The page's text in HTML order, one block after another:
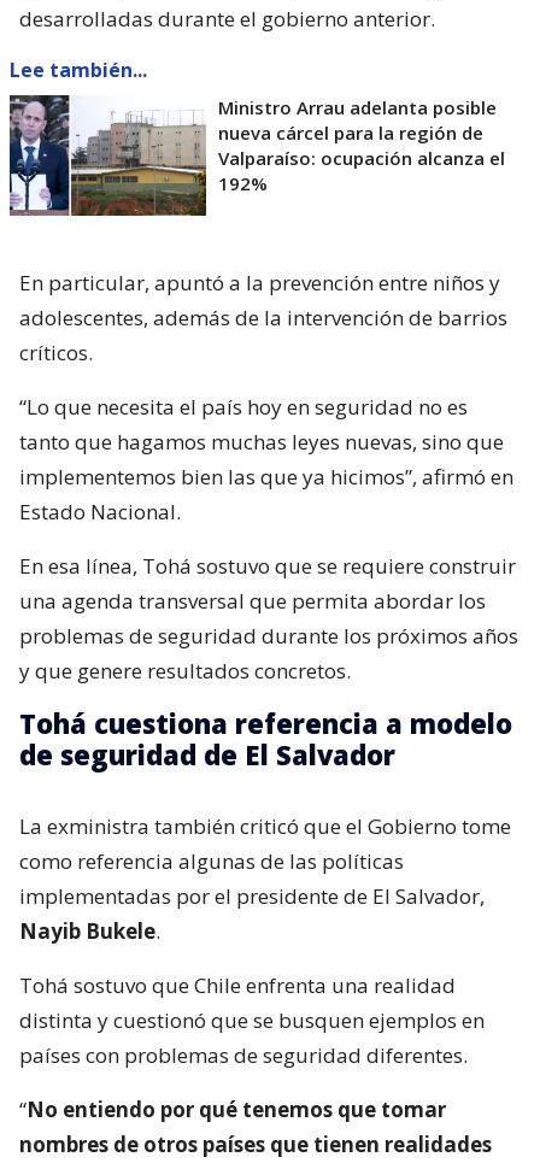
desarrolladas durante el gobierno anterior.
Lee también...
Ministro Arrau adelanta posible
nueva cárcel para la región de
Valparaíso: ocupación alcanza el
192%
En particular, apuntó a la prevención entre niños y
adolescentes, además de la intervención de barrios
críticos.
“Lo que necesita el país hoy en seguridad no es
tanto que hagamos muchas leyes nuevas, sino que
implementemos bien las que ya hicimos”, afirmó en
Estado Nacional.
En esa línea, Tohá sostuvo que se requiere construir
una agenda transversal que permita abordar los
problemas de seguridad durante los próximos años
y que genere resultados concretos.
Tohá cuestiona referencia a modelo
de seguridad de El Salvador
La exministra también criticó que el Gobierno tome
como referencia algunas de las políticas
implementadas por el presidente de El Salvador,
Nayib Bukele.
Tohá sostuvo que Chile enfrenta una realidad
distinta y cuestionó que se busquen ejemplos en
países con problemas de seguridad diferentes.
“No entiendo por qué tenemos que tomar
nombres de otros países que tienen realidades